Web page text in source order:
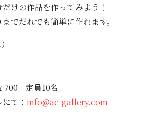
けの作品を作ってみよう！
でだれでも簡単に作れます。
700 定員10名
て： info@ac-gallery.com